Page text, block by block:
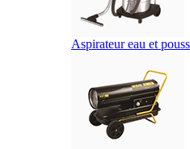
Aspirateur eau et